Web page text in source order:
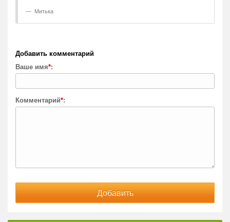
Митька
Добавить комментарий
Ваше имя*:
Комментарий*: